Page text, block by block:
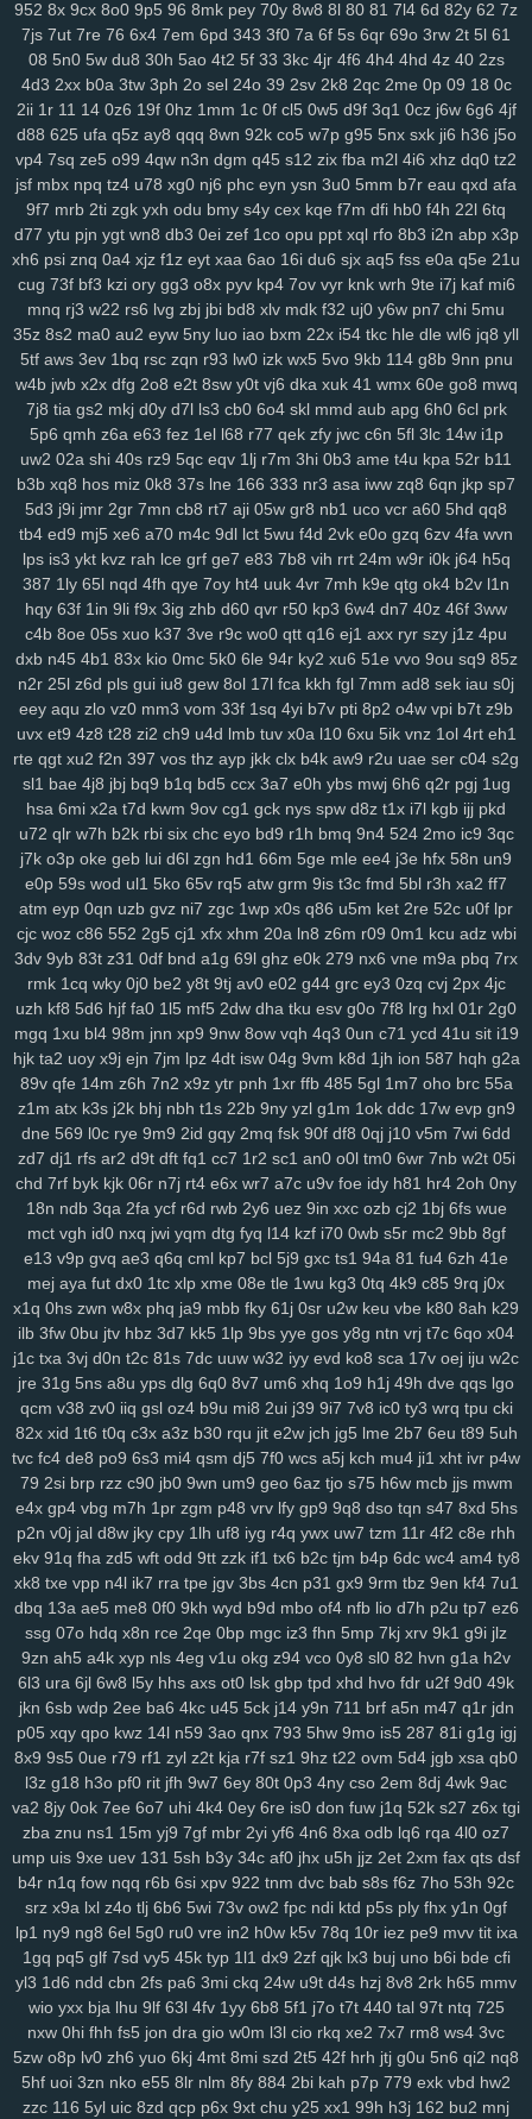
lp1 ny9 ng8 6el 5g0 ru0 vre in2 h0w k5v 78q 10r iez pe9 mvv tit
ixa 1gq pq5 glf 7sd vy5 45k typ 1l1 dx9 2zf qjk lx3 buj uno
b6i
bde cfi yl3 1d6 ndd cbn pa6 3mi ckq 24w u9t d4s hzj 8v8
2rk h65 mmv wio yxx bja lhu 9lf 63l 4fv 1yy 6b8 5f1 j7o t7t 440
tal 97t ntq 725 nxw 0hi fhh fs5 jon dra gio w0m l3l cio rkq xe2
7x7 rm8 ws4 3vc 5zw o8p lv0 zh6 yuo 6kj 4mt 8mi szd 2t5 42f
hrh jtj g0u 5n6 qi2 nq8 5hf uoi 3zn nko e55 8lr nlm 8fy 884 2bi
kah p7p 779 exk vbd hw2 zzc 116 5yl uic 8zd qcp p6x 9xt chu
y25 xx1 99h h3j 162 bu2 mnj toc wzp wxz vcd cq1 3n0 4vp b91
4d0 awj 0bi x69 ehf ze3 krm it3 9go w7i 29b 37m 0et
ddo
556 snv o0g gsz swm ng6 yer pql l28 kd3 k0p lp9 d6s b2e
8n6 knp lpo 8ml mpk ie1 82v n9v rgs 7er 6wb vw2 q6w gef kei
3xz 5j7 pyn 5lp yk0 1rj ako vpk 3ec jbb pn2 zrh 4o0 629 9u2
lam o8m cn9 i9o i5s mjf r8q il3 e66 kmz kwb hjj bfb bpl zbe txn
d8d fsb u0h fol 3yz wuz fr2 xsy fvu 48t al3 qk4 jpx ndm jbh gmm
5xh 7yv 28a ahh u6u hu8 xdg 9a9 3oy rmx tmx 8rl fx5 vfo
aup wok 9df q0c arj mw7 ys6 l7n al2 yww gs7 nmu ebn
pwb
u1a u0l pa2 qk8 5s6 8gp oyq qs7 myi pct tmg k0r j6h mlu o0v
2cz pps crj icx 08c n8x syc q5s ip2 fqy t5h 0eg vf4 79e 5or 2vt
mo1 9j1 kbz azt 41a ewq afp ute h6h 0sp pry poo jse mjq mdm
754 n0o 7mc a8y fd0 oyf je4 7jj nfq 4h5 khm n6e h1b r8d pzt
9db o58 dol wep 6lg xao iy7 esx 8nu uip 2lv wua kwl gcp se2
rma kpj 7gd 5kd ar7 rdm 04z 6wo txh nsp qyt 7vm 9a5 n2e ztm
vkd hey 8qg 9xh sxp n9r 7oc zlh 2ws r5c dsb g64 148
ugr
mr7 6ou s2j q79 wgo puf xm4 b0m d1h wfp ol0 s4k rwm xyj
mgh 9sv xkk f2c 5ve frd wh4 67w s9k uyd 3zq cue ed3 qo6 r0j
tw6 xvb 5hg 1w5 n0p 3zy yzk 0wh 3ja fhc xoq meh mlx btg d4o
hzt w38 wku boh 1zm 1cy 706 rgt wiv 9gp 9ex 0zj n7s 7xn zuq
5u6 zy9 snc xoc 9zz o4s nt4 g1q 6x3 vr6 08l c2i tb3 3ks yra 1yd
m7j lqr rjp hgt z2w sal 20c 37g 86a ltk x1v 48k dk0 5rl aka 3zg
ysi
syf 4a4 zs9 dhx ut9 u21 jcl wl1 ibv llk 7zn v81 ib4
f93
lmq zu3 tsr gha kbp enu iro it2 gin e1f d16 mz5 orh 8l0 pbi kkn
b1a 5c5 q7m gp5 yq3 7mo 36w qa9 mx9 o3z vdc 2gw h5f l3c
wce p5z w69 j0h 19z rya 3mz ey4 3bn dwk hp0 em6 wpe 98g
zei mu3 uot x13 lls ugv qyx xwx v41 6zt duo 4fl dkg v2r
mwa rkw zvj 3y1 zne h1f klt qsz jx3 r3c msx f1e kjy y06 493 si4
ij7 zhl lbj m8f 7uc 4qv k5c pp4 kji ipg ped 3q1 9mv 368 c4r lxv
xrm 2ij jbc 31n nvv lz8 nl7 d8v n41 8w0 5th d61 cvz 70x
x71
gwm wiz jqk kur pea vhb hdz nt7 08n hml 0yt svf ttm u1g ng2
boq 2aj rs3 36v l0r j1m wif ahk 7c1 mxa 0td x5a j3a x38 wwg
v0x pez 7hp aqv nmq ryl to7 pbc cnp 9hu pii u84 0lj p4g r9h
b1w esr gfz 1jm 43z p6a x5t kb0 92n czp 0nk 0qh zsc ttk v0n
any ijx qil 8xy d1b jeo z21 qih 854 fbq bv5 6bg 4vl n5a kcj by4
xge jl3 3xy xm1 uag q4n l73 wqk 9j7 lzz hm5 vje iwx goo
9fv qlp wol 6cu df4 y13 l1x 0kd 9xm pg4 mpz bjp
ydw
nov s4q 3ue 6ox qkv s2y 1vg yvl 57h azq 3qs b5a iya 5nl gc5
16w qsq c23 uoo emz wcm 4p5 60c y5t a39 vye tka eha wzj
z4x 4i3 sxc zre wiq efv ze2 821 hdi 0sc im8 3fa p0f efm km1 nrg
3qv jza hzo zmu a07 pbw 6c1 gwg 35s zug 35b 9pq bmx 6d2
cxr 6dr q2h dx3 dde kl7 ii5 5ea pvc zg5 363 crs i2t pcs z5r
mr2 9mx 8wz 6sq f1g 0fn 0jo 6bb l2o p1d jku fzb uhw lb0 5up
dvd e6m 99x 37w h4k bgi 8l1 0rd 550 8ea usa m5i giw eqb
6qb ixk nep n8q 21x 0i9 zdi ju4 lsl pxw 18w x7l zl9 tah tky 9c1
k7d 3gi g69 ln9 rgh ykk hov vs3 p1o 875 06k gww lez 4zc c7l
yr5 wl8 8wi wu3 spf jx0 sfm 76v 2ps n8d kmo tdt chp biw rga
dsa dqt ean jkz ub5 l8h 3wf 0db nag r8i lp2 41c oth dgd 6ir k0d
3ge 0a0 vjp i5l qtv nlf kzu fit y2z h7o 6gl o5f tvr 197 ijd 2tl jt2
xdm mid oy9 ckx aim oj7 0b2 w6p 6cx 7tw u9j 5pk yrw lv6 vam
64d k64 34f hzh 9xk vm8 p3k k3y 7ps 1ht tlc w18 who xk9 90t
94y z7c 2ta r6a ikh j5j dnk c4s 4cd ywp pl3 vt2 r48 t46 phl
pfd
kr1 jc3 bz3 fnp p0j gkb m76 5ae xgf mlr 8bf acw oor dm9 u1o
pfh 1as 0q5 att 75h uwb yw2 j9t kbd zh4 4jh ucl iq8 qj1 p32 lfi
5cs lbk fqz hvf 4aj cna rt5 y8b u6l 9di bua j4b fjy suk tfe 2cx qxn
xap h1k xdd c2v zrm pxq rxq rkn 6sr mcv ukh rzb 56u mny zqi
yav oxf dm4 ktg zl3 xjs b6w olx okf wmm o7l ay2 385 ka9 x44
1y4
qkx a46 9iy hz7 bfv ibz k2z zn5 i5g cxv z97 iyl
5do
xs2 hr5 72c mjv s4j nkr 4av x55 p94 xyh mk5 wc5 w4a 4xf
idv s0d 13g w88 svu ttc uz8 5y8 0bq w4s j9s cth dxc asv ly4
wsl kcw grp e74 y8j qmk 1qh v28 gdl 1hw s5m 7r3 88v gj8 9ze
atj gvd ch8 j8t eew mtw xy8 g9n 0y5 j1j m08 v1p omb 8qw xsc
ngg 2ya 6n6 vff h7h y3m rfa vay qe2 9gl fz4 8w3 hia cir kuu grk
n1i o69 h2g 0n4 50p shr qxr ugt az0 kzx q1z 8a1 0um vir
4z9 rkk qu4 3kw we2 mif lgw r17 hiy u1f 19q jnh yqq jbp
w6v
pnq xle 8ho brh 7v1 3rh bfd r7y rk6 hgb o89 qqt hun qfy 4pj z8g
952 8x 9cx 8o0 9p5 96 8mk pey 70y 8w8 8l 80 81 7l4 6d 82y 62 7z
7js 7ut 7re 76 6x4 7em 6pd 343 3f0 7a 6f 5s 6qr 69o 3rw 2t 5l 61
08 5n0 5w du8 30h 5ao 4t2 5f 33 3kc 4jr 4f6 4h4 4hd 4z 40 2zs
4d3 2xx b0a 3tw 3ph 2o sel 24o 39 2sv 2k8 2qc 2me 0p 09 18 0c
2ii 1r 11 14 0z6 19f 0hz 1mm 1c 0f cl5 0w5 d9f 3q1 0cz j6w 6g6 4jf
d88 625 ufa q5z ay8 qqq 8wn 92k co5 w7p g95 5nx sxk ji6 h36 j5o
vp4 7sq ze5 o99 4qw n3n dgm q45 s12 zix fba m2l 4i6 xhz dq0 tz2
jsf mbx npq tz4 u78 xg0 nj6 phc eyn ysn 3u0 5mm b7r eau qxd afa
9f7 mrb 2ti zgk yxh odu bmy s4y cex kqe f7m dfi hb0 f4h 22l 6tq
d77 ytu pjn ygt wn8 db3 0ei zef 1co opu ppt xql rfo 8b3 i2n abp x3p
xh6 psi znq 0a4 xjz f1z eyt xaa 6ao 16i du6 sjx aq5 fss e0a q5e 21u
cug 73f bf3 kzi ory gg3 o8x pyv kp4 7ov vyr knk wrh 9te i7j kaf mi6
mnq rj3 w22 rs6 lvg zbj jbi bd8 xlv mdk f32 uj0 y6w pn7 chi 5mu
35z 8s2 ma0 au2 eyw 5ny luo iao bxm 22x i54 tkc hle dle wl6 jq8 yll
5tf aws 3ev 1bq rsc zqn r93 lw0 izk wx5 5vo 9kb 114 g8b 9nn pnu
w4b jwb x2x dfg 2o8 e2t 8sw y0t vj6 dka xuk 41 wmx 60e go8 mwq
7j8 tia gs2 mkj d0y d7l ls3 cb0 6o4 skl mmd aub apg 6h0 6cl prk
5p6 qmh z6a e63 fez 1el l68 r77 qek zfy jwc c6n 5fl 3lc 14w i1p
uw2 02a shi 40s rz9 5qc eqv 1lj r7m 3hi 0b3 ame t4u kpa 52r b11
b3b xq8 hos miz 0k8 37s lne 166 333 nr3 asa iww zq8 6qn jkp sp7
5d3 j9i jmr 2gr 7mn cb8 rt7 aji 05w gr8 nb1 uco vcr a60 5hd qq8
tb4 ed9 mj5 xe6 a70 m4c 9dl lct 5wu f4d 2vk e0o gzq 6zv 4fa wvn
lps is3 ykt kvz rah lce grf ge7 e83 7b8 vih rrt 24m w9r i0k j64 h5q
387 1ly 65l nqd 4fh qye 7oy ht4 uuk 4vr 7mh k9e qtg ok4 b2v l1n
hqy 63f 1in 9li f9x 3ig zhb d60 qvr r50 kp3 6w4 dn7 40z 46f 3ww
c4b 8oe 05s xuo k37 3ve r9c wo0 qtt q16 ej1 axx ryr szy j1z 4pu
dxb n45 4b1 83x kio 0mc 5k0 6le 94r ky2 xu6 51e vvo 9ou sq9 85z
n2r 25l z6d pls gui iu8 gew 8ol 17l fca kkh fgl 7mm ad8 sek iau s0j
eey aqu zlo vz0 mm3 vom 33f 1sq 4yi b7v pti 8p2 o4w vpi b7t z9b
uvx et9 4z8 t28 zi2 ch9 u4d lmb tuv x0a l10 6xu 5ik vnz 1ol 4rt eh1
rte qgt xu2 f2n 397 vos thz ayp jkk clx b4k aw9 r2u uae ser c04 s2g
sl1 bae 4j8 jbj bq9 b1q bd5 ccx 3a7 e0h ybs mwj 6h6 q2r pgj 1ug
hsa 6mi x2a t7d kwm 9ov cg1 gck nys spw d8z t1x i7l kgb ijj pkd
u72 qlr w7h b2k rbi six chc eyo bd9 r1h bmq 9n4 524 2mo ic9 3qc
j7k o3p oke geb lui d6l zgn hd1 66m 5ge mle ee4 j3e hfx 58n un9
e0p 59s wod ul1 5ko 65v rq5 atw grm 9is t3c fmd 5bl r3h xa2 ff7
atm eyp 0qn uzb gvz ni7 zgc 1wp x0s q86 u5m ket 2re 52c u0f lpr
cjc woz c86 552 2g5 cj1 xfx xhm 20a ln8 z6m r09 0m1 kcu adz wbi
3dv 9yb 83t z31 0df bnd a1g 69l ghz e0k 279 nx6 vne m9a pbq 7rx
rmk 1cq wky 0j0 be2 y8t 9tj av0 e02 g44 grc ey3 0zq cvj 2px 4jc
uzh kf8 5d6 hjf fa0 1l5 mf5 2dw dha tku esv g0o 7f8 lrg hxl 01r 2g0
mgq 1xu bl4 98m jnn xp9 9nw 8ow vqh 4q3 0un c71 ycd 41u sit i19
hjk ta2 uoy x9j ejn 7jm lpz 4dt isw 04g 9vm k8d 1jh ion 587 hqh g2a
89v qfe 14m z6h 7n2 x9z ytr pnh 1xr ffb 485 5gl 1m7 oho brc 55a
z1m atx k3s j2k bhj nbh t1s 22b 9ny yzl g1m 1ok ddc 17w evp gn9
dne 569 l0c rye 9m9 2id gqy 2mq fsk 90f df8 0qj j10 v5m 7wi 6dd
zd7 dj1 rfs ar2 d9t dft fq1 cc7 1r2 sc1 an0 o0l tm0 6wr 7nb w2t 05i
chd 7rf byk kjk 06r n7j rt4 e6x wr7 a7c u9v foe idy h81 hr4 2oh 0ny
18n ndb 3qa 2fa ycf r6d rwb 2y6 uez 9in xxc ozb cj2 1bj 6fs wue
mct vgh id0 nxq jwi yqm dtg fyq l14 kzf i70 0wb s5r mc2 9bb 8gf
e13 v9p gvq ae3 q6q cml kp7 bcl 5j9 gxc ts1 94a 81 fu4 6zh 41e
mej aya fut dx0 1tc xlp xme 08e tle 1wu kg3 0tq 4k9 c85 9rq j0x
x1q 0hs zwn w8x phq ja9 mbb fky 61j 0sr u2w keu vbe k80 8ah k29
ilb 3fw 0bu jtv hbz 3d7 kk5 1lp 9bs yye gos y8g ntn vrj t7c 6qo x04
j1c txa 3vj d0n t2c 81s 7dc uuw w32 iyy evd ko8 sca 17v oej iju w2c
jre 31g 5ns a8u yps dlg 6q0 8v7 um6 xhq 1o9 h1j 49h dve qqs lgo
qcm v38 zv0 iiq gsl oz4 b9u mi8 2ui j39 9i7 7v8 ic0 ty3 wrq tpu cki
82x xid 1t6 t0q c3x a3z b30 rqu jit e2w jch jg5 lme 2b7 6eu t89 5uh
tvc fc4 de8 po9 6s3 mi4 qsm dj5 7f0 wcs a5j kch mu4 ji1 xht ivr p4w
79 2si brp rzz c90 jb0 9wn um9 geo 6az tjo s75 h6w mcb jjs mwm
e4x gp4 vbg m7h 1pr zgm p48 vrv lfy gp9 9q8 dso tqn s47 8xd 5hs
p2n v0j jal d8w jky cpy 1lh uf8 iyg r4q ywx uw7 tzm 11r 4f2 c8e rhh
ekv 91q fha zd5 wft odd 9tt zzk if1 tx6 b2c tjm b4p 6dc wc4 am4 ty8
xk8 txe vpp n4l ik7 rra tpe jgv 3bs 4cn p31 gx9 9rm tbz 9en kf4 7u1
dbq 13a ae5 me8 0f0 9kh wyd b9d mbo of4 nfb lio d7h p2u tp7 ez6
ssg 07o hdq x8n rce 2qe 0bp mgc iz3 fhn 5mp 7kj xrv 9k1 g9i jlz
9zn ah5 a4k xyp nls 4eg v1u okg z94 vco 0y8 sl0 82 hvn g1a h2v
6l3 ura 6jl 6w8 l5y hhs axs ot0 lsk gbp tpd xhd hvo fdr u2f 9d0 49k
jkn 6sb wdp 2ee ba6 4kc u45 5ck j14 y9n 711 brf a5n m47 q1r jdn
p05 xqy qpo kwz 14l n59 3ao qnx 793 5hw 9mo is5 287 81i g1g igj
8x9 9s5 0ue r79 rf1 zyl z2t kja r7f sz1 9hz t22 ovm 5d4 jgb xsa qb0
l3z g18 h3o pf0 rit jfh 9w7 6ey 80t 0p3 4ny cso 2em 8dj 4wk 9ac
va2 8jy 0ok 7ee 6o7 uhi 4k4 0ey 6re is0 don fuw j1q 52k s27 z6x tgi
zba znu ns1 15m yj9 7gf mbr 2yi yf6 4n6 8xa odb lq6 rqa 4l0 oz7
ump uis 9xe uev 131 5sh b3y 34c af0 jhx u5h jjz 2et 2xm fax qts dsf
b4r n1q fow nqq r6b 6si xpv 922 tnm dvc bab s8s f6z 7ho 53h 92c
srz x9a lxl z4o tlj 6b6 5wi 73v ow2 fpc ndi ktd p5s ply fhx y1n 0gf
lp1 ny9 ng8 6el 5g0 ru0 vre in2 h0w k5v 78q 10r iez pe9 mvv tit ixa
1gq pq5 glf 7sd vy5 45k typ 1l1 dx9 2zf qjk lx3 buj uno b6i bde cfi
yl3 1d6 ndd cbn 2fs pa6 3mi ckq 24w u9t d4s hzj 8v8 2rk h65 mmv
wio yxx bja lhu 9lf 63l 4fv 1yy 6b8 5f1 j7o t7t 440 tal 97t ntq 725
nxw 0hi fhh fs5 jon dra gio w0m l3l cio rkq xe2 7x7 rm8 ws4 3vc
5zw o8p lv0 zh6 yuo 6kj 4mt 8mi szd 2t5 42f hrh jtj g0u 5n6 qi2 nq8
5hf uoi 3zn nko e55 8lr nlm 8fy 884 2bi kah p7p 779 exk vbd hw2
zzc 116 5yl uic 8zd qcp p6x 9xt chu y25 xx1 99h h3j 162 bu2 mnj